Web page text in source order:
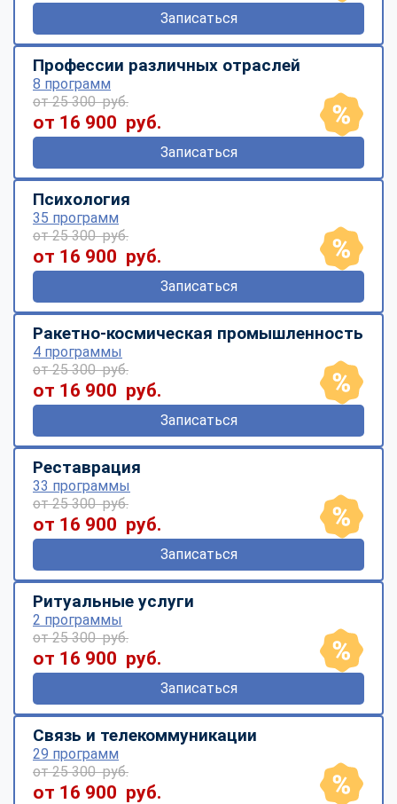
Записаться
Профессии различных отраслей
8 программ
от 25 300 руб.
от 16 900 руб.
Записаться
Психология
35 программ
от 25 300 руб.
от 16 900 руб.
Записаться
Ракетно-космическая промышленность
4 программы
от 25 300 руб.
от 16 900 руб.
Записаться
Реставрация
33 программы
от 25 300 руб.
от 16 900 руб.
Записаться
Ритуальные услуги
2 программы
от 25 300 руб.
от 16 900 руб.
Записаться
Связь и телекоммуникации
29 программ
от 25 300 руб.
от 16 900 руб.